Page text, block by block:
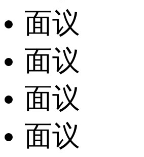
面议
面议
面议
面议